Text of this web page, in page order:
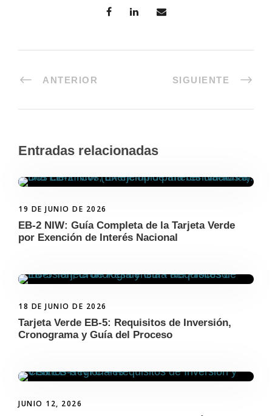
ANTERIOR SIGUIENTE
Entradas relacionadas
19 DE JUNIO DE 2026
EB-2 NIW: Guía Completa de la Tarjeta Verde
por Exención de Interés Nacional
18 DE JUNIO DE 2026
Tarjeta Verde EB-5: Requisitos de Inversión,
Cronograma y Guía del Proceso
JUNIO 12, 2026